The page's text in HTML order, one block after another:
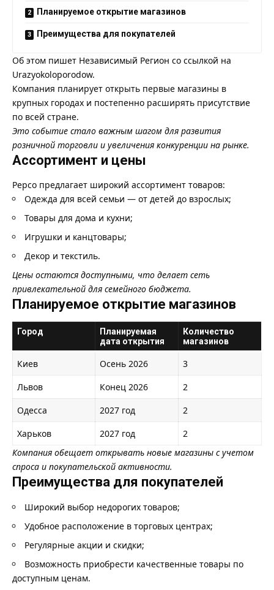
Планируемое открытие магазинов
Преимущества для покупателей
Об этом пишет Независимый Регион со ссылкой на
Urazyokoloporodow.
Компания планирует открыть первые магазины в
крупных городах и постепенно расширять присутствие
по всей стране.
Это событие стало важным шагом для развития
розничной торговли и увеличения конкуренции на рынке.
Ассортимент и цены
Pepco предлагает широкий ассортимент товаров:
Одежда для всей семьи — от детей до взрослых;
Товары для дома и кухни;
Игрушки и канцтовары;
Декор и текстиль.
Цены остаются доступными, что делает сеть
привлекательной для семейного бюджета.
Планируемое открытие магазинов
Город
Планируемая
дата открытия
Количество
магазинов
Киев Осень 2026
3
Львов
Конец 2026
2
Одесса
2027 год
2
Харьков
2027 год
2
Компания обещает открывать новые магазины с учетом
спроса и покупательской активности.
Преимущества для покупателей
Широкий выбор недорогих товаров;
Удобное расположение в торговых центрах;
Регулярные акции и скидки;
Возможность приобрести качественные товары по
доступным ценам.